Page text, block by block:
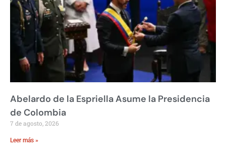
Abelardo de la Espriella Asume la Presidencia
de Colombia
7 de agosto, 2026
Leer más »